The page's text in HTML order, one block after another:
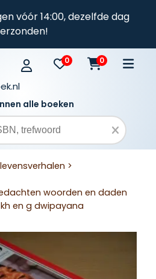
vóór 14:00, dezelfde dag
0 0
alle boeken
levensverhalen >
woorden en daden
en g dwipayana